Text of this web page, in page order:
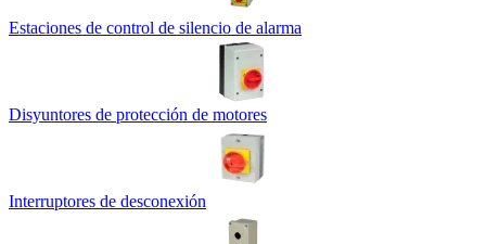
Estaciones de control de silencio de alarma
Disyuntores de protección de motores
Interruptores de desconexión